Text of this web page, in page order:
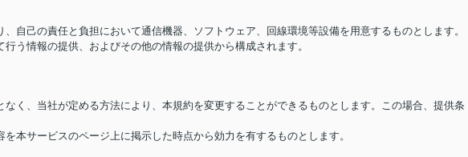
自己の責任と負担において通信機器、ソフトウェア、回線環境等設備を用意するものとします。
う情報の提供、およびその他の情報の提供から構成されます。
く、当社が定める方法により、本規約を変更することができるものとします。この場合、提供条
本サービスのページ上に掲示した時点から効力を有するものとします。